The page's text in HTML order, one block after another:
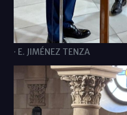
· E. JIMÉNEZ TENZA